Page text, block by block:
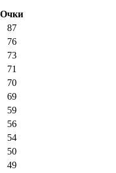
Очки
87
76
73
71
70
69
59
56
54
50
49